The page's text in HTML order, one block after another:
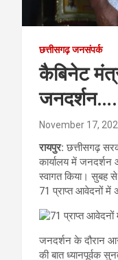
छत्तीसगढ़ जनसंपर्क
कैबिनेट
जनदर्शन….
November 17,
रायपुर:छत्तीसगढ़
कार्यालय में जनदर्शन
स्वागत किया। सुबह
71 प्राप्त आवेदनों में
जनदर्शन के दौरान
की बात ध्यानपूर्वक